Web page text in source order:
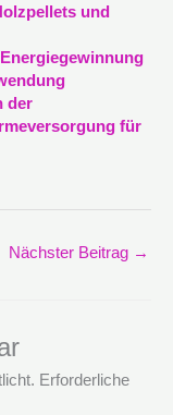
und
der
für
Nächster Beitrag →
Erforderliche